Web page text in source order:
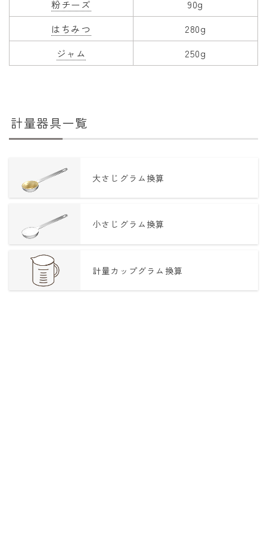
粉チーズ
90g
はちみつ
280g
ジャム
250g
計量器具一覧
大さじグラム換算
小さじグラム換算
計量カップグラム換算